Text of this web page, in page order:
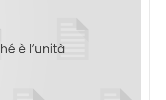
è l’unità